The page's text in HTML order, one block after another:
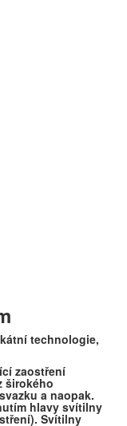
technologie,
zaostření
širokého
a naopak.
hlavy svítilny
Svítilny